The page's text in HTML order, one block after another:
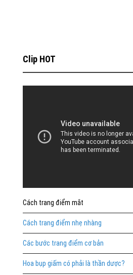
Clip HOT
Cách trang điểm mắt
Cách trang điểm nhẹ nhàng
Các bước trang điểm cơ bản
Hoa bụp giấm có phải là thần dược?